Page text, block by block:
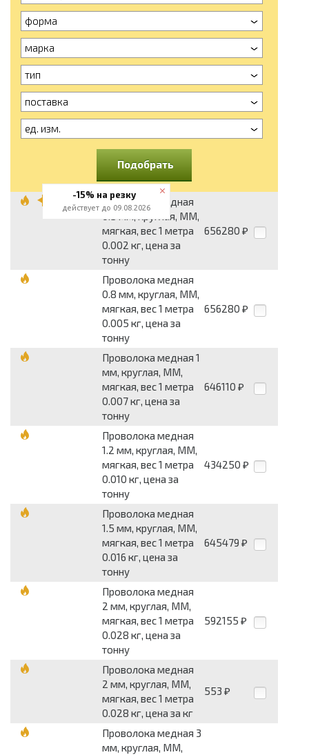
форма
марка
тип
поставка
ед. изм.
Подобрать
Проволока медная
0.5 мм, круглая, ММ,
мягкая, вес 1 метра
0.002 кг, цена за
тонну
656280 ₽
Проволока медная
0.8 мм, круглая, ММ,
мягкая, вес 1 метра
0.005 кг, цена за
тонну
656280 ₽
Проволока медная 1
мм, круглая, ММ,
мягкая, вес 1 метра
0.007 кг, цена за
тонну
646110 ₽
Проволока медная
1.2 мм, круглая, ММ,
мягкая, вес 1 метра
0.010 кг, цена за
тонну
434250 ₽
Проволока медная
1.5 мм, круглая, ММ,
мягкая, вес 1 метра
0.016 кг, цена за
тонну
645479 ₽
Проволока медная
2 мм, круглая, ММ,
мягкая, вес 1 метра
0.028 кг, цена за
тонну
592155 ₽
Проволока медная
2 мм, круглая, ММ,
мягкая, вес 1 метра
0.028 кг, цена за кг
553 ₽
Проволока медная 3
мм, круглая, ММ,
-15% на резку
действует до 09.08.2026